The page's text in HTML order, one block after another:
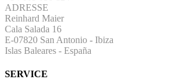
ADRESSE
Reinhard Maier
Cala Salada 16
E-07820 San Antonio - Ibiza
Islas Baleares - España
SERVICE